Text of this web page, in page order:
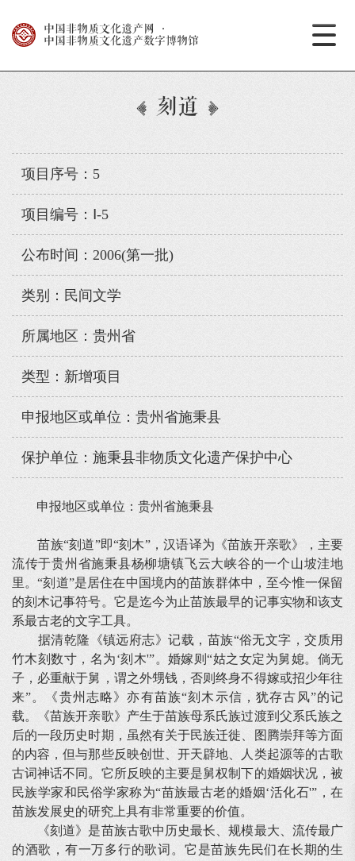
中国非物质文化遗产网
·
中国非物质文化遗产数字博物馆
刻道
项目序号：5
项目编号：Ⅰ-5
公布时间：2006(第一批)
类别：民间文学
所属地区：贵州省
类型：新增项目
申报地区或单位：贵州省施秉县
保护单位：施秉县非物质文化遗产保护中心
申报地区或单位：贵州省施秉县
苗族“刻道”即“刻木”，汉语译为《苗族开亲歌》，主要
流传于贵州省施秉县杨柳塘镇飞云大峡谷的一个山坡洼地
里。“刻道”是居住在中国境内的苗族群体中，至今惟一保留
的刻木记事符号。它是迄今为止苗族最早的记事实物和该支
系最古老的文字工具。
据清乾隆《镇远府志》记载，苗族“俗无文字，交质用
竹木刻数寸，名为‘刻木'”。婚嫁则“姑之女定为舅媳。倘无
子，必重献于舅，谓之外甥钱，否则终身不得嫁或招少年往
来”。《贵州志略》亦有苗族“刻木示信，犹存古风”的记
载。《苗族开亲歌》产生于苗族母系氏族过渡到父系氏族之
后的一段历史时期，虽然有关于民族迁徙、图腾崇拜等方面
的内容，但与那些反映创世、开天辟地、人类起源等的古歌
古词神话不同。它所反映的主要是舅权制下的婚姻状况，被
民族学家和民俗学家称为“苗族最古老的婚姻‘活化石'”，在
苗族发展史的研究上具有非常重要的价值。
《刻道》是苗族古歌中历史最长、规模最大、流传最广
的酒歌，有一万多行的歌词。它是苗族先民们在长期的生